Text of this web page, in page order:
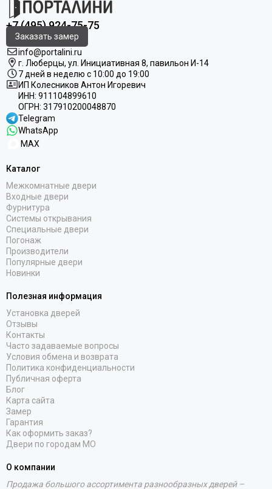
+7 (495) 924-75-75
Заказать замер
info@portalini.ru
г. Люберцы, ул. Инициативная 8, павильон И-14
7 дней в неделю с 10:00 до 19:00
ИП Колесников Антон Игоревич
ИНН: 911104899610
ОГРН: 317910200048870
Telegram
WhatsApp
MAX
Каталог
Межкомнатные двери
Входные двери
Фурнитура
Системы открывания
Специальные двери
Погонаж
Производители
Популярные двери
Новинки
Полезная информация
Установка дверей
Отзывы
Контакты
Часто задаваемые вопросы
Условия обмена и возврата
Политика конфиденциальности
Публичная оферта
Блог
Карта сайта
Замер
Гарантия
Как оформить заказ?
Двери по городам МО
О компании
Продажа большого ассортимента разнообразных дверей –